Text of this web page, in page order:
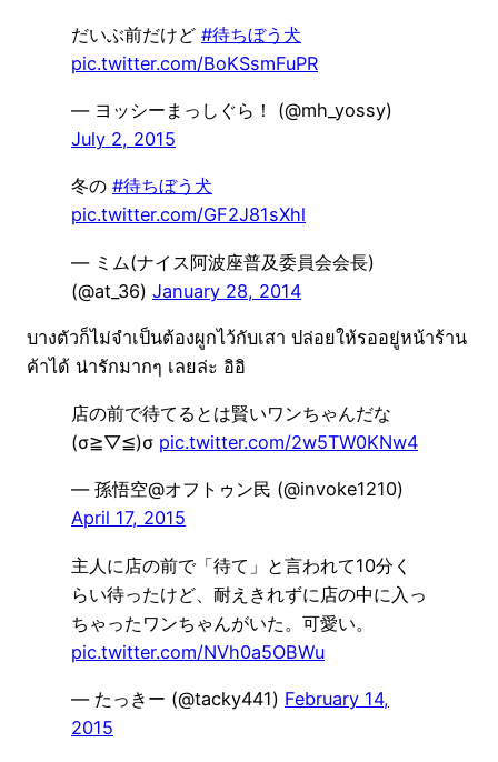
だいぶ前だけど #待ちぼう犬
pic.twitter.com/BoKSsmFuPR
— ヨッシーまっしぐら！ (@mh_yossy)
July 2, 2015
冬の #待ちぼう犬
pic.twitter.com/GF2J81sXhl
— ミム(ナイス阿波座普及委員会会長)
(@at_36) January 28, 2014
บางตัวก็ไม่จำเป็นต้องผูกไว้กับเสา ปล่อยให้รออยู่หน้าร้าน
ค้าได้ น่ารักมากๆ เลยล่ะ อิอิ
店の前で待てるとは賢いワンちゃんだな
(σ≧▽≦)σ pic.twitter.com/2w5TW0KNw4
— 孫悟空@オフトゥン民 (@invoke1210)
April 17, 2015
主人に店の前で「待て」と言われて10分く
らい待ったけど、耐えきれずに店の中に入っ
ちゃったワンちゃんがいた。可愛い。
pic.twitter.com/NVh0a5OBWu
— たっきー (@tacky441) February 14,
2015